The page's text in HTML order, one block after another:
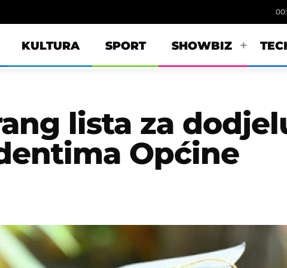
KULTURA SPORT SHOWBIZ
lista za
Općine